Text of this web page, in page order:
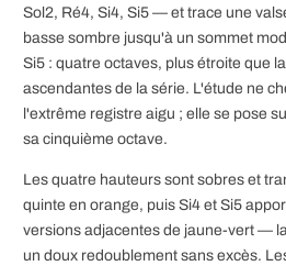
Sol2, Ré4, Si4, Si5 — et trace une
basse sombre jusqu'à un sommet
Si5 : quatre octaves, plus étroite que
ascendantes de la série. L'étude ne
l'extrême registre aigu ; elle se pose
sa cinquième octave.
Les quatre hauteurs sont sobres et
quinte en orange, puis Si4 et Si5
versions adjacentes de jaune-vert —
un doux redoublement sans excès.